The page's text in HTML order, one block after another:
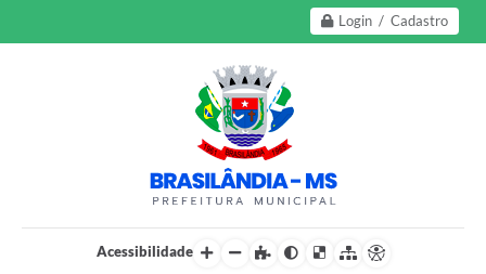
Login / Cadastro
Acessibilidade